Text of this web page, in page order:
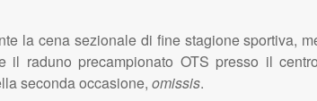
la cena sezionale di fine stagione sportiva,
raduno precampionato OTS presso il centro
seconda occasione, omissis.